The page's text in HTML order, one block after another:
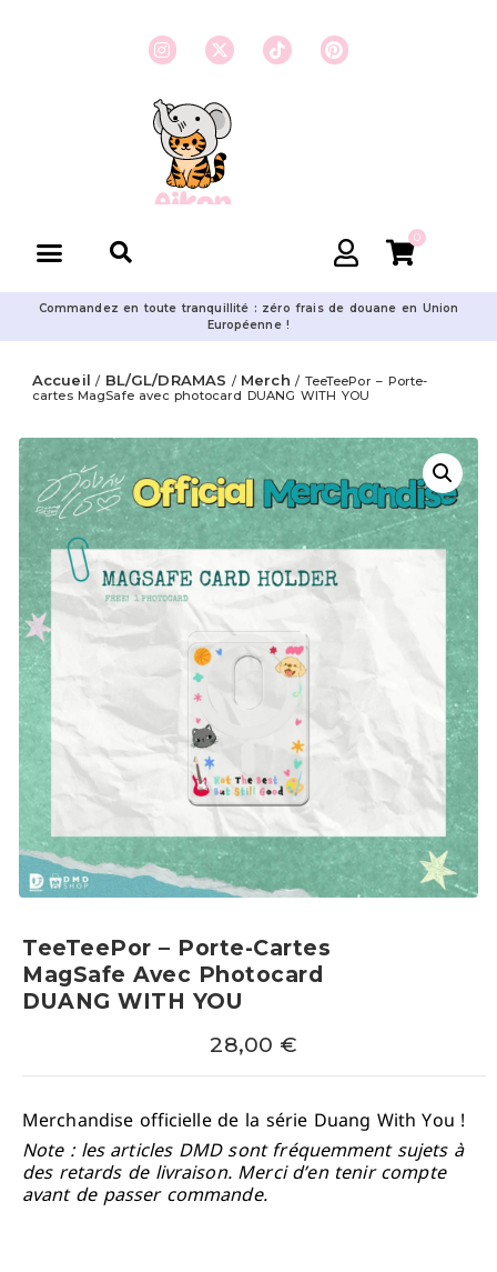
0
Commandez en toute tranquillité : zéro frais de douane en Union
Européenne !
Accueil / BL/GL/DRAMAS / Merch / TeeTeePor – Porte-
cartes MagSafe avec photocard DUANG WITH YOU
TeeTeePor – Porte-Cartes
MagSafe Avec Photocard
DUANG WITH YOU
28,00 €
Merchandise officielle de la série Duang With You !
Note : les articles DMD sont fréquemment sujets à
des retards de livraison. Merci d’en tenir compte
avant de passer commande.